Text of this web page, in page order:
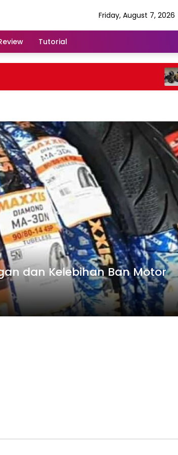
Friday, August 7, 2026
Tutorial
dan Kelebihan Ban Motor